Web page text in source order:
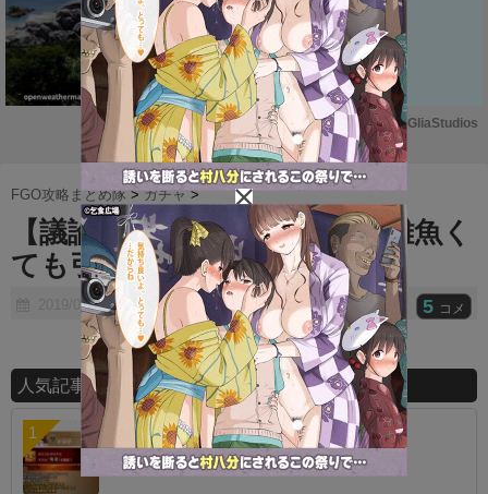
M
u
t
e
Powered by GliaStudios
FGO攻略まとめ隊 >ガチャ >
【議論】お前ら水着メルトが雑魚く
ても引くの？wwwww
2019/08/17 5 コメ
人気記事ランキング
【指摘】卑弥呼の強化はぶっ壊れじゃない？